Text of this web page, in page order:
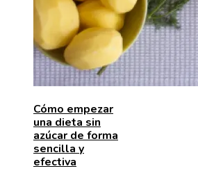
Cómo empezar
una dieta sin
azúcar de forma
sencilla y
efectiva